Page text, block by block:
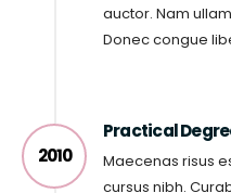
auctor. Nam
Donec congue
2010
Practical
Maecenas risus
cursus nibh.